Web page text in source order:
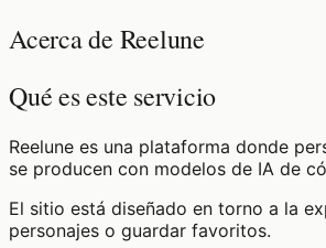
Acerca de Reelune
Qué es este servicio
Reelune es una plataforma donde
se producen con modelos de IA de
El sitio está diseñado en torno a la
personajes o guardar favoritos.